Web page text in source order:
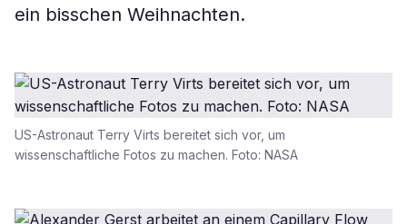
ein bisschen Weihnachten.
US-Astronaut Terry Virts bereitet sich vor, um
wissenschaftliche Fotos zu machen. Foto: NASA